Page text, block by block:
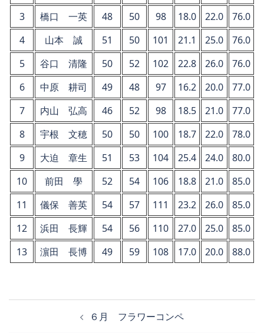
3 橋口 一英 48 50 98 18.0 22.0
76.0
4
山本 誠 51 50 101 21.1 25.0
76.0
5
谷口 清隆 50 52 102 22.8 26.0
76.0
6
中原 耕司 49 48 97 16.2 20.0
77.0
7
内山 弘高 46 52 98 18.5 21.0
77.0
8
宇根 文穂 50 50 100 18.7 22.0
78.0
9
大迫 章生 51 53 104 25.4 24.0
80.0
10
前田 學 52 54 106 18.8 21.0
85.0
11
儀保 善英 54 57 111 23.2 26.0
85.0
12
浜田 長輝 54 56 110 27.0 25.0
85.0
13
濵田 長博 49 59 108 17.0 20.0 88.0
６月 フラワーコンペ